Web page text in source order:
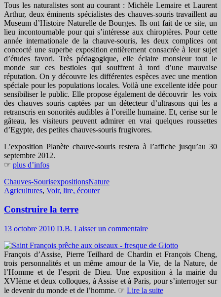
Tous les naturalistes sont au courant : Michèle Lemaire et Laurent
Arthur, deux éminents spécialistes des chauves-souris travaillent au
Museum d’Histoire Naturelle de Bourges. Ils ont fait de ce site, un
lieu incontournable pour qui s’intéresse aux chiroptères. Pour cette
année internationale de la chauve-souris, les deux complices ont
concocté une superbe exposition entièrement consacrée à leur sujet
d’études favori. Très pédagogique, elle éclaire monsieur tout le
monde sur ces bestioles qui souffrent à tord d’une mauvaise
réputation. On y découvre les différentes espèces avec une mention
spéciale pour les populations locales. Voilà une excellente idée pour
sensibiliser le public. Elle propose également de découvrir les voix
des chauves souris captées par un détecteur d’ultrasons qui les a
retranscris en sonorités audibles à l’oreille humaine. Et, cerise sur le
gâteau, les visiteurs peuvent admirer en vrai quelques roussettes
d’Egypte, des petites chauves-souris frugivores.
L’exposition Planète chauve-souris restera à l’affiche jusqu’au 30
septembre 2012.
☞ plus d’infos
Chauves-SourisexpositionsNature
Agricultures, Voir, lire, écouter
Construire la terre
13 octobre 2010 D.B. Laisser un commentaire
François d’Assise, Pierre Teilhard de Chardin et François Cheng,
trois personnalités et un même amour de la Vie, de la Nature, de
l’Homme et de l’esprit de Dieu. Une exposition à la mairie du
XVIème et deux colloques, à Assise et à Paris, pour s’interroger sur
le devenir du monde et de l’homme. ☞ Lire la suite